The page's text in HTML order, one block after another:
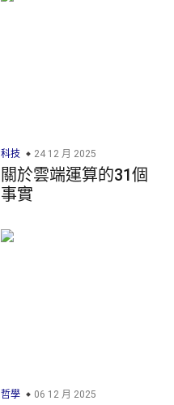
科技 24 12 月 2025
關於雲端運算的31個
事實
哲學 06 12 月 2025